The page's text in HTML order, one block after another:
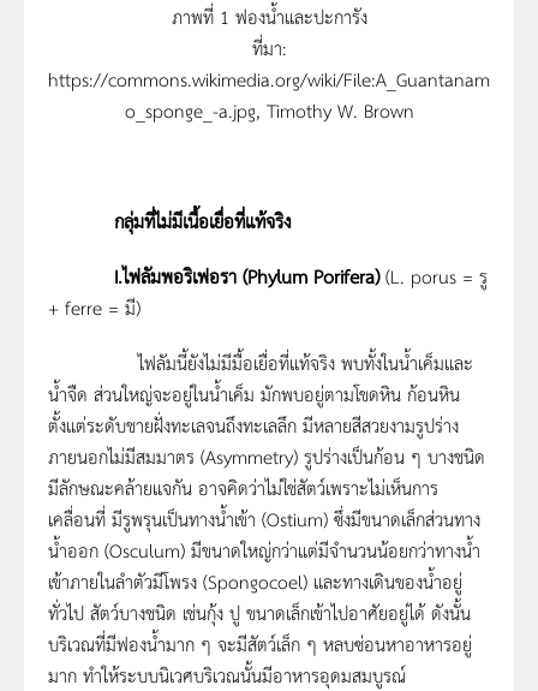
ภาพที่ 1 ฟองน้ำและปะการัง
ที่มา:
https://commons.wikimedia.org/wiki/File:A_Guantanam
o_sponge_-a.jpg, Timothy W. Brown
กลุ่มที่ไม่มีเนื้อเยื่อที่แท้จริง
I.ไฟลัมพอริเฟอรา (Phylum Porifera)(L. porus = รู
+ ferre = มี)
ไฟลัมนี้ยังไม่มีมื้อเยื่อที่แท้จริง พบทั้งในน้ำเค็มและ
น้ำจืด ส่วนใหญ่จะอยู่ในน้ำเค็ม มักพบอยู่ตามโขดหิน ก้อนหิน
ตั้งแต่ระดับชายฝั่งทะเลจนถึงทะเลลึก มีหลายสีสวยงามรูปร่าง
ภายนอกไม่มีสมมาตร (Asymmetry) รูปร่างเป็นก้อน ๆ บางชนิด
มีลักษณะคล้ายแจกัน อาจคิดว่าไม่ใช่สัตว์เพราะไม่เห็นการ
เคลื่อนที่ มีรูพรุนเป็นทางน้ำเข้า (Ostium) ซึ่งมีขนาดเล็กส่วนทาง
น้ำออก (Osculum) มีขนาดใหญ่กว่าแต่มีจำนวนน้อยกว่าทางน้ำ
เข้าภายในลำตัวมีโพรง (Spongocoel) และทางเดินของน้ำอยู่
ทั่วไป สัตว์บางชนิด เช่นกุ้ง ปู ขนาดเล็กเข้าไปอาศัยอยู่ได้ ดังนั้น
บริเวณที่มีฟองน้ำมาก ๆ จะมีสัตว์เล็ก ๆ หลบซ่อนหาอาหารอยู่
มาก ทำให้ระบบนิเวศบริเวณนั้นมีอาหารอุดมสมบูรณ์